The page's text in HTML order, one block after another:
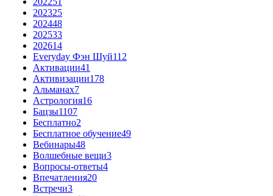
202325
202448
202533
202614
Everyday Фэн Шуй112
Активации41
Активизации178
Альманах7
Астрология16
Бацзы1107
Бесплатно2
Бесплатное обучение49
Вебинары48
Волшебные вещи3
Вопросы-ответы4
Впечатления20
Встречи3